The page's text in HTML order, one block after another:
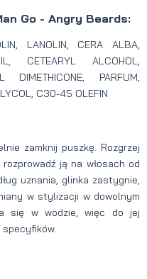
Go - Angry Beards:
LANOLIN, CERA ALBA,
CETEARYL ALCOHOL,
PARFUM,
C30-45 OLEFIN
zamknij puszkę. Rozgrzej
ją na włosach od
uznania, glinka zastygnie,
w stylizacji w dowolnym
się w wodzie, więc do jej